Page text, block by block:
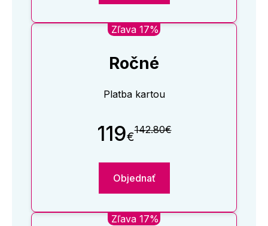
Zľava 17%
Ročné
Platba kartou
119€142.80€
Objednať
Zľava 17%